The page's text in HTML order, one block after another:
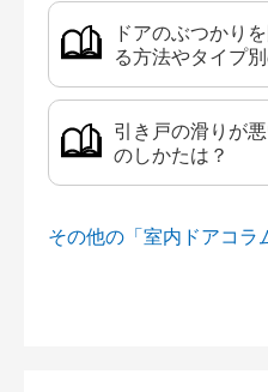
ドアのぶつかり
る方法やタイプ
引き戸の滑りが
のしかたは？
その他の「室内ドアコラ